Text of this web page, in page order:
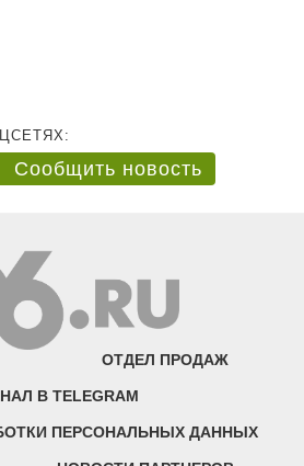
Сообщить новость
ОТДЕЛ ПРОДАЖ
В TELEGRAM
ПЕРСОНАЛЬНЫХ ДАННЫХ